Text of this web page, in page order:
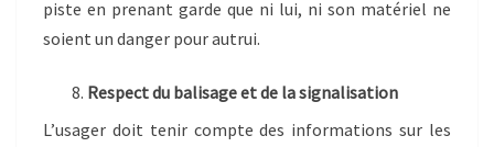
piste en prenant garde que ni lui, ni son matériel ne
soient un danger pour autrui.
Respect du balisage et de la signalisation
L’usager doit tenir compte des informations sur les